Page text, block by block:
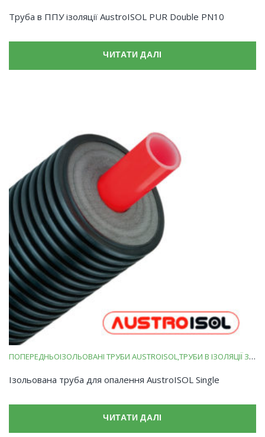
Труба в ППУ ізоляції AustroISOL PUR Double PN10
ЧИТАТИ ДАЛІ
ПОПЕРЕДНЬОІЗОЛЬОВАНІ ТРУБИ AUSTROISOLТРУБИ В ІЗОЛЯЦІЇ ЗІ ВСПІНЕНОГО ПОЛІЕТИЛЕНУ
Ізольована труба для опалення AustroISOL Single
ЧИТАТИ ДАЛІ